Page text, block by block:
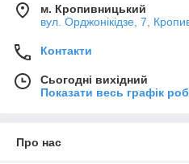
м. Кропивницький
вул. Орджонікідзе, 7,
Контакти
Сьогодні вихідний
Показати весь графік
Про нас